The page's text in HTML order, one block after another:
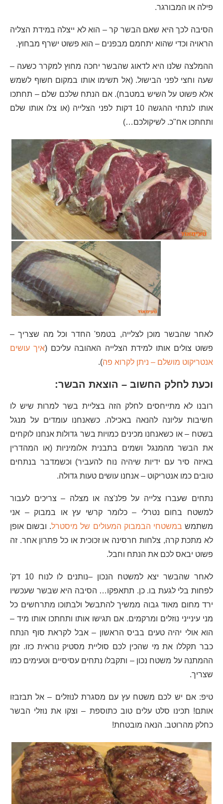
פילה או המבורגר.
הסיבה לכך היא שאם הבשר קר – הוא לא ייצלה במידת הצליה
הראויה וכדי שהוא יתחמם מבפנים – הוא פשוט ישרף מבחוץ.
ההמלצה שלנו היא לדאוג שהבשר יחכה מחוץ למקרר כשעה –
שעה וחצי לפני הבישול. (אל תשימו אותו במקום חשוף לשמש
אלא פשוט על השיש במטבח). אם הנתח שלכם שלם – תחתכו
אותו לנתחי ההגשה 10 דקות לפני הצלייה (או צלו אותו שלם
ותחתכו אח"כ. לשיקולכם…)
לאחר שהבשר מוכן לצלייה, בטמפ' החדר וכל מה שצריך –
פשוט צולים אותו למידת הצלייה האהובה עליכם (איך עושים
אנטריקוט מושלם – ניתן לקרוא פה).
וכעת לחלק החשוב – הוצאת הבשר:
רובנו לא מתייחסים לחלק הזה בצליית בשר למרות שיש לו
חשיבות עליונה להנאה באכילה. כשאנחנו עומדים על מנגל
בשטח – או כשאנחנו מכינים כמויות בשר גדולות אנחנו לוקחים
את הבשר מהמנגל ושמים בתבנית אלומיניות (או המהדרין
באיזה סיר עם ידיות שיהיה נוח להעביר) וכשמדבר בנתחים
טובים כמו אנטריקוט – אנחנו עושים טעות גדולה.
נתחים שעברו צלייה על פלנ'צה או מצלה – צריכים לעבור
למשטח בחום נטרלי – כלומר קרשי עץ או במבוק – אני
משתמש במשטחי הבמבוק המעולים של מיסטרל. ובשום אופן
לא מתכת קרה, צלחות חרסינה או זכוכית או כל פתרון אחר. זה
פשוט יבאס לכם את הנתח וחבל.
לאחר שהבשר יצא למשטח הנכון –נותנים לו לנוח 10 דק'
לפחות בלי לגעת בו. כן. תתאפקו… הסיבה היא שבשר שעכשיו
ירד מחום מאוד גבוה ממשיך להתבשל ולבתוכו מתרחשים כל
מני עינייני נוזלים ומרקמים. אם תגישו אותו ותחתכו אותו מיד –
הוא אולי יהיה טעים בביס הראשון – אבל לקראת סוף הנתח
כבר תקללו את מי שהכין לכם סוליית מסטיק נוראית כזו. זמן
ההמתנה על משטח נכון – ותקבלו נתחים עסיסיים וטעימים כמו
שצריך.
טיפ: אם יש לכם משטח עץ עם מסגרת לנוזלים – אל תבזבזו
אותם! תכינו סלט עלים טוב כתוספת – וצקו את נוזלי הבשר
כחלק מהרוטב. הנאה מובטחת!